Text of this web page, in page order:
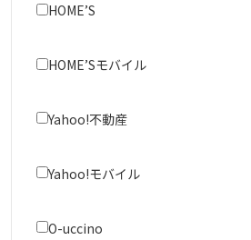
HOME’S
HOME’Sモバイル
Yahoo!不動産
Yahoo!モバイル
O-uccino